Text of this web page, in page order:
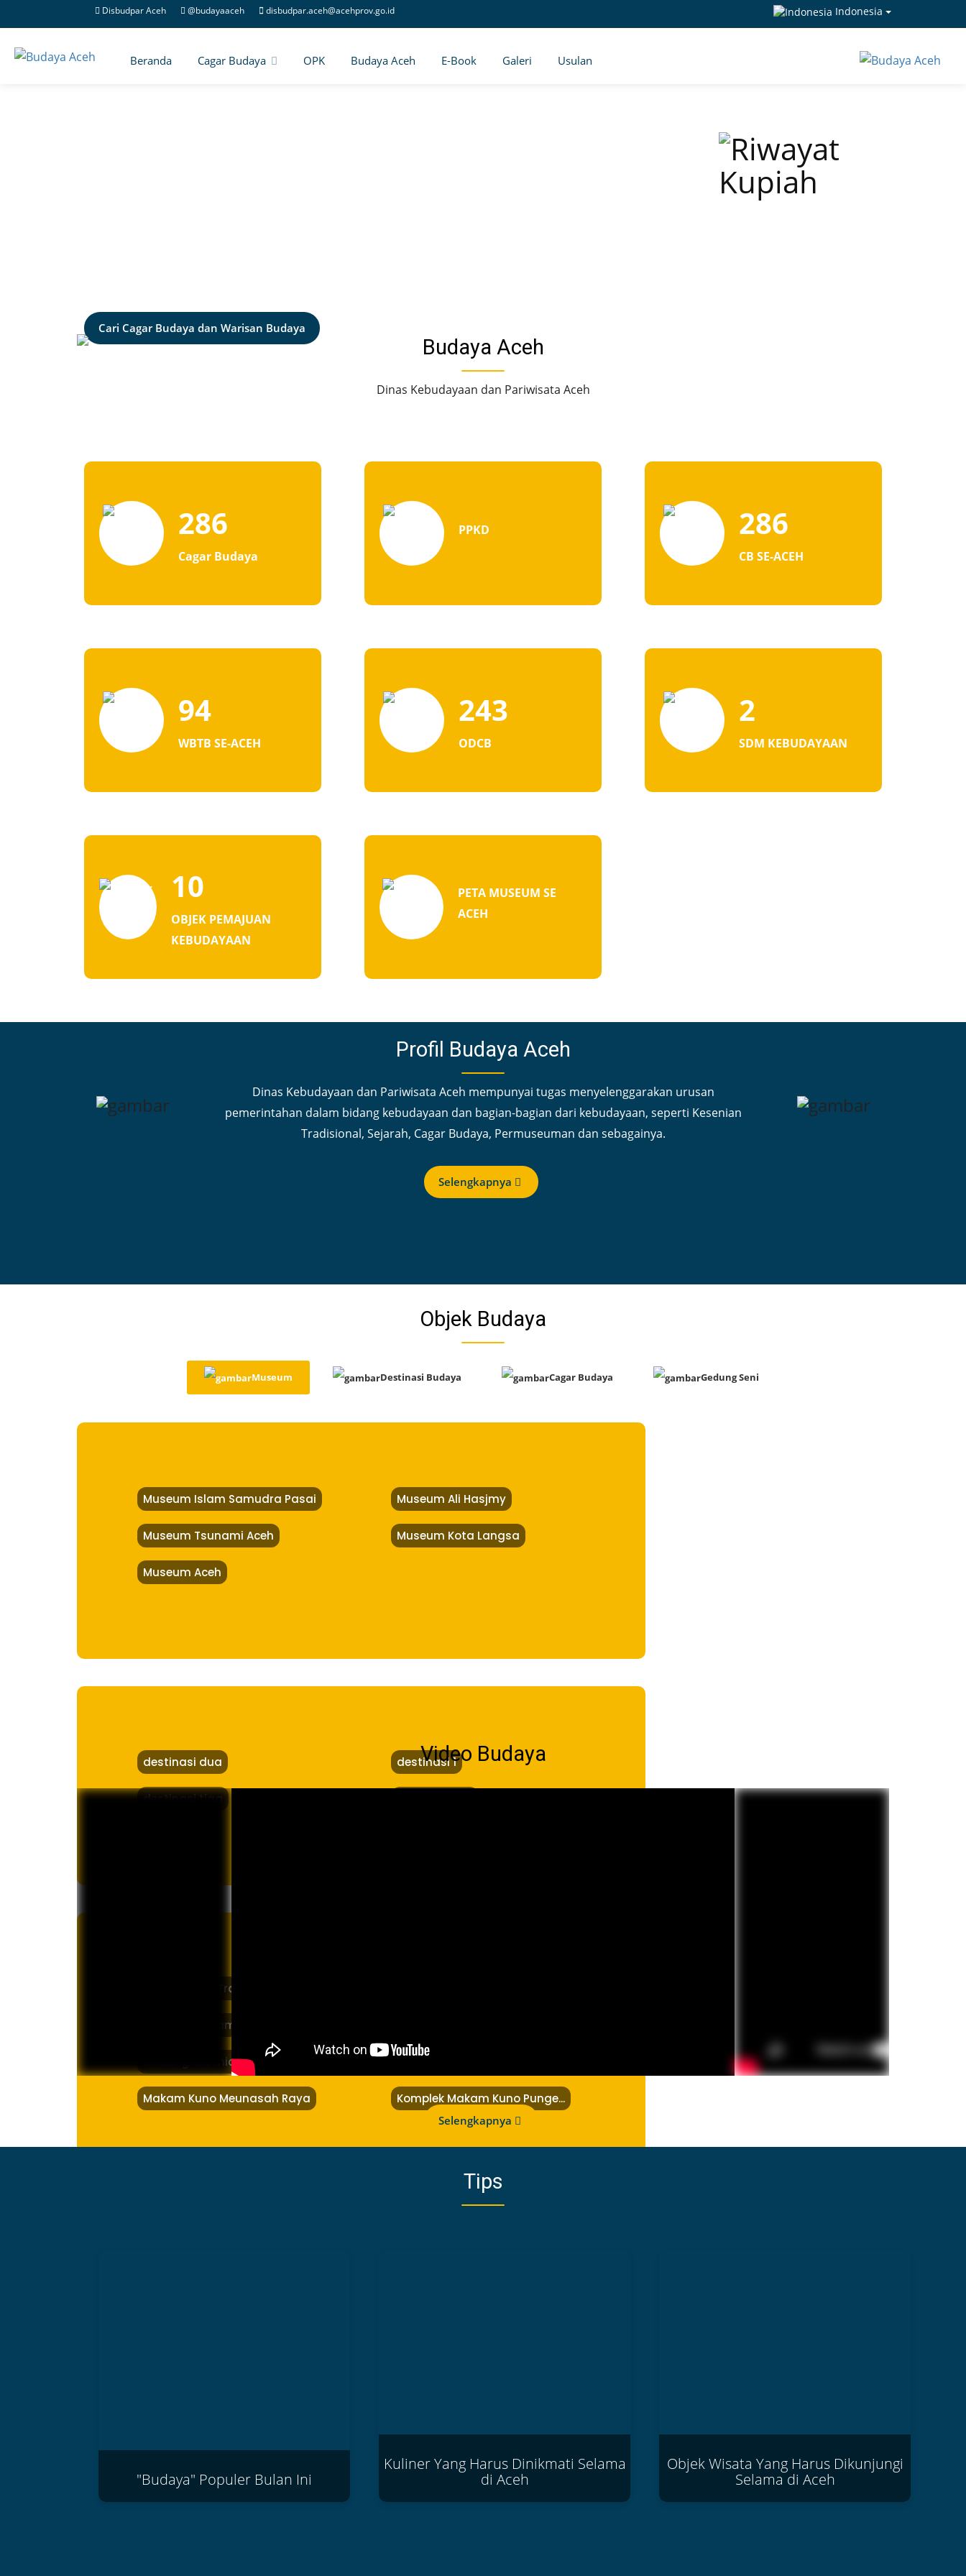
Disbudpar Aceh @budayaaceh disbudpar.aceh@acehprov.go.id Indonesia
Beranda Cagar Budaya OPK Budaya Aceh E-Book Galeri Usulan
Cari Cagar Budaya dan Warisan Budaya
Budaya Aceh
Dinas Kebudayaan dan Pariwisata Aceh
286
Cagar Budaya
Bangunan
Benda
Kawasan
PPKD 286
CB SE-ACEH
94
WBTB SE-ACEH
243
ODCB
2
SDM KEBUDAYAAN
10
OBJEK PEMAJUAN
KEBUDAYAAN
PETA MUSEUM SE
ACEH
Profil Budaya Aceh
Dinas Kebudayaan dan Pariwisata Aceh mempunyai tugas menyelenggarakan urusan
pemerintahan dalam bidang kebudayaan dan bagian-bagian dari kebudayaan, seperti Kesenian
Tradisional, Sejarah, Cagar Budaya, Permuseuman dan sebagainya.
Selengkapnya
Objek Budaya
Museum Destinasi Budaya Cagar Budaya Gedung Seni
Museum Islam Samudra Pasai Museum Ali Hasjmy
Museum Tsunami Aceh Museum Kota Langsa
Museum Aceh
destinasi dua destinasi 1
destinasi tiga
Rumah Adat Tradisional Toweren
Komplek Makam Panglima Teuku...
Gedung Kesenian Sabang
Makam Kuno Meunasah Raya Komplek Makam Kuno Punge...
Video Budaya
Selengkapnya
Tips
"Budaya" Populer Bulan Ini
Kuliner Yang Harus Dinikmati Selama
di Aceh
Objek Wisata Yang Harus Dikunjungi
Selama di Aceh